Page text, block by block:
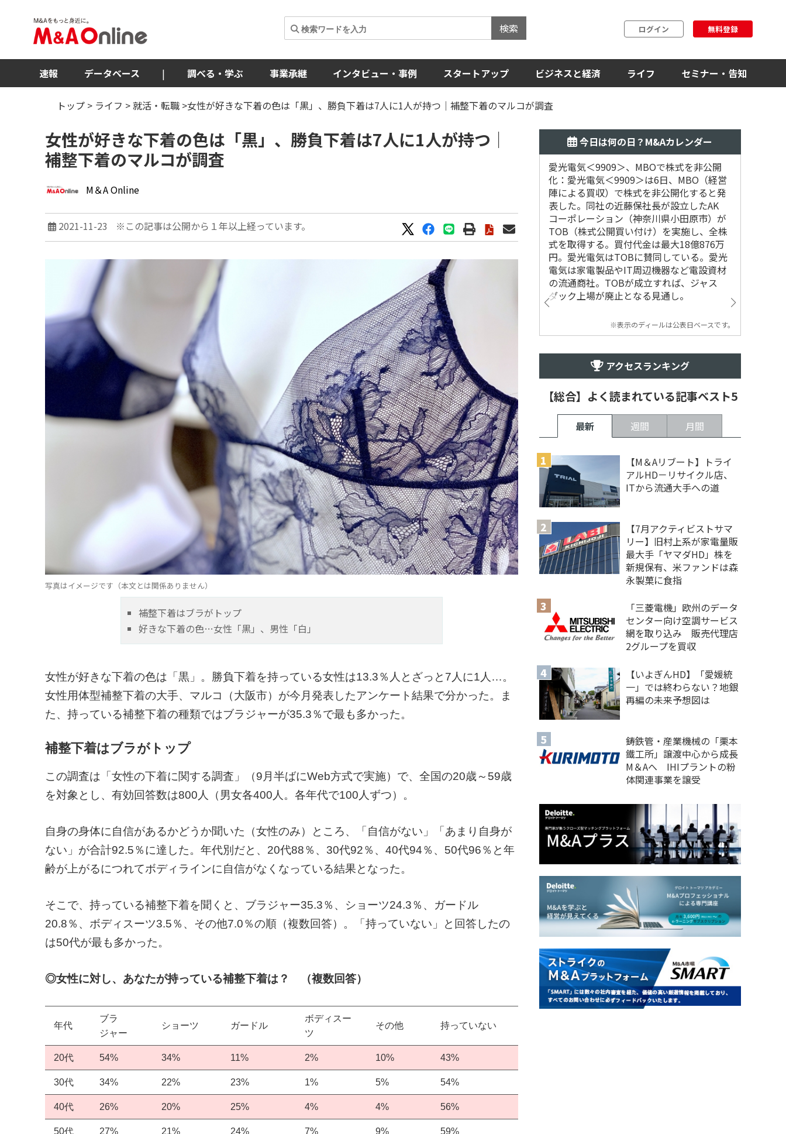
検索 ログイン 無料登録
速報 データベース | 調べる・学ぶ 事業承継 インタビュー・事例 スタートアップ ビジネスと経済 ライフ セミナー・告知
トップ > ライフ >就活・転職 >女性が好きな下着の色は「黒」、勝負下着は7人に1人が持つ｜補整下着のマルコが調査
女性が好きな下着の色は「黒」、勝負下着は7人に1人が持つ｜
補整下着のマルコが調査
M＆A Online
2021-11-23 ※この記事は公開から１年以上経っています。
写真はイメージです（本文とは関係ありません）
補整下着はブラがトップ
好きな下着の色…女性「黒」、男性「白」
女性が好きな下着の色は「黒」。勝負下着を持っている女性は13.3％人とざっと7人に1人…。
女性用体型補整下着の大手、マルコ（大阪市）が今月発表したアンケート結果で分かった。ま
た、持っている補整下着の種類ではブラジャーが35.3％で最も多かった。
補整下着はブラがトップ
この調査は「女性の下着に関する調査」（9月半ばにWeb方式で実施）で、全国の20歳～59歳
を対象とし、有効回答数は800人（男女各400人。各年代で100人ずつ）。
自身の身体に自信があるかどうか聞いた（女性のみ）ところ、「自信がない」「あまり自身が
ない」が合計92.5％に達した。年代別だと、20代88％、30代92％、40代94％、50代96％と年
齢が上がるにつれてボディラインに自信がなくなっている結果となった。
そこで、持っている補整下着を聞くと、ブラジャー35.3％、ショーツ24.3％、ガードル
20.8％、ボディスーツ3.5％、その他7.0％の順（複数回答）。「持っていない」と回答したの
は50代が最も多かった。
◎女性に対し、あなたが持っている補整下着は？ （複数回答）
年代
ブラ
ジャー
ショーツ ガードル
ボディスー
ツ
その他 持っていない
20代 54% 34% 11% 2% 10% 43%
30代 34% 22% 23% 1% 5% 54%
40代 26% 20% 25% 4% 4% 56%
50代 27% 21% 24% 7% 9% 59%
今日は何の日？M&Aカレンダー
愛光電気＜9909＞、MBOで株式を非公開
化：愛光電気＜9909＞は6日、MBO（経営
陣による買収）で株式を非公開化すると発
表した。同社の近藤保社長が設立したAK
コーポレーション（神奈川県小田原市）が
TOB（株式公開買い付け）を実施し、全株
式を取得する。買付代金は最大18億876万
円。愛光電気はTOBに賛同している。愛光
電気は家電製品やIT周辺機器など電設資材
の流通商社。TOBが成立すれば、ジャス
ダック上場が廃止となる見通し。
※表示のディールは公表日ベースです。
アクセスランキング
【総合】よく読まれている記事ベスト5
最新 週間 月間
【M＆Aリブート】トライ
アルHD－リサイクル店、
ITから流通大手への道
【7月アクティビストサマ
リー】旧村上系が家電量販
最大手「ヤマダHD」株を
新規保有、米ファンドは森
永製菓に食指
「三菱電機」欧州のデータ
センター向け空調サービス
網を取り込み 販売代理店
2グループを買収
【いよぎんHD】「愛媛統
一」では終わらない？地銀
再編の未来予想図は
鋳鉄管・産業機械の「栗本
鐵工所」譲渡中心から成長
M＆Aへ IHIプラントの粉
体関連事業を譲受